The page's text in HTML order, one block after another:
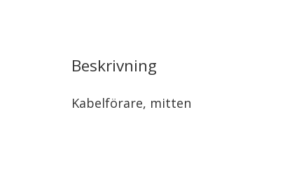
Beskrivning
Kabelförare, mitten